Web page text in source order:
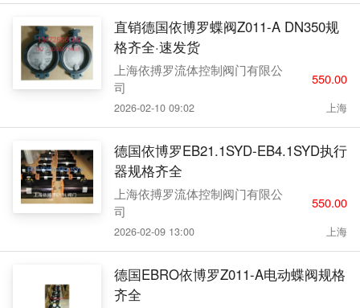
直销德国依博罗蝶阀Z011-A DN350规
格齐全·速发货
上海依搏罗流体控制阀门有限公
司
550.00
2026-02-10 09:02 上海
德国依博罗EB21.1SYD-EB4.1SYD执行
器规格齐全
上海依搏罗流体控制阀门有限公
司
550.00
2026-02-09 13:00 上海
德国EBRO依博罗Z011-A电动蝶阀规格
齐全